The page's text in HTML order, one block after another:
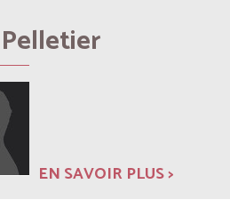
EN SAVOIR PLUS >